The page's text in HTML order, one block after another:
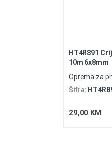
HT4R891
10m 6x8mm
Oprema za
Šifra:
29,00 KM